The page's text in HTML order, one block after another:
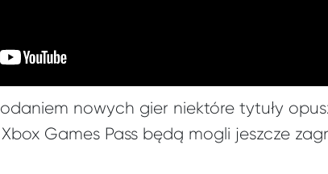
nowych gier niektóre tytuły
Games Pass będą mogli jeszcze